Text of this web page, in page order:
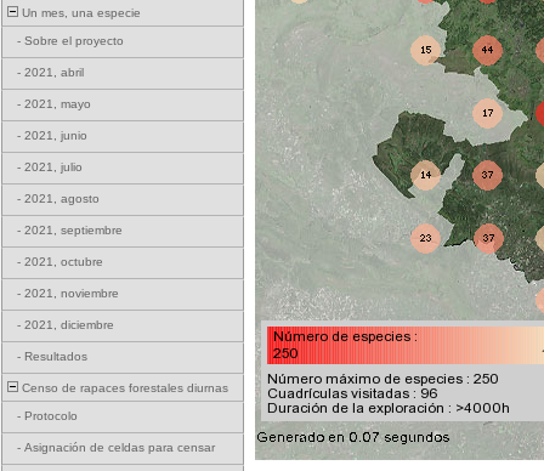
Un mes, una especie
- Sobre el proyecto
- 2021, abril
- 2021, mayo
- 2021, junio
- 2021, julio
- 2021, agosto
- 2021, septiembre
- 2021, octubre
- 2021, noviembre
- 2021, diciembre
- Resultados
Censo de rapaces forestales diurnas
- Protocolo
- Asignación de celdas para censar